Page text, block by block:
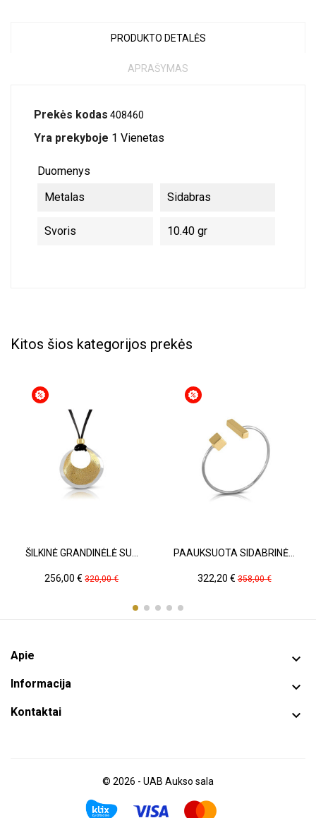
PRODUKTO DETALĖS
APRAŠYMAS
Prekės kodas 408460
Yra prekyboje 1 Vienetas
Duomenys
Metalas
Sidabras
Svoris 10.40 gr
Kitos šios kategorijos prekės
ŠILKINĖ GRANDINĖLĖ SU...
Kaina
256,00 € Pradinė
320,00 €
PAAUKSUOTA SIDABRINĖ...
Kaina
322,20 €Pradinė
358,00 €
Apie 
Informacija 
Kontaktai 
© 2026 - UAB Aukso sala